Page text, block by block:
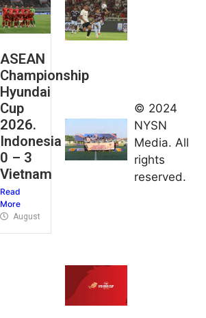
ASEAN
Championship
Hyundai
Cup
2026.
Indonesia
0 – 3
Vietnam
Read
More
August 4, 2026
umum
Kejurnas
Panahan
Junior di
Kudus
© 2024
NYSN
Media. All
rights
reserved.